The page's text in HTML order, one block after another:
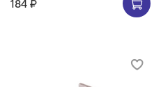
184 ₽